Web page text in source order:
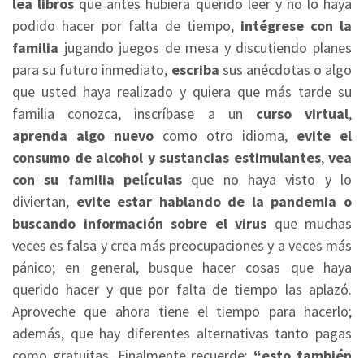
lea libros que antes hubiera querido leer y no lo haya
podido hacer por falta de tiempo, intégrese con la
familia jugando juegos de mesa y discutiendo planes
para su futuro inmediato, escriba sus anécdotas o algo
que usted haya realizado y quiera que más tarde su
familia conozca, inscríbase a un curso virtual,
aprenda algo nuevo como otro idioma, evite el
consumo de alcohol y sustancias estimulantes, vea
con su familia películas que no haya visto y lo
diviertan, evite estar hablando de la pandemia o
buscando información sobre el virus que muchas
veces es falsa y crea más preocupaciones y a veces más
pánico; en general, busque hacer cosas que haya
querido hacer y que por falta de tiempo las aplazó.
Aproveche que ahora tiene el tiempo para hacerlo;
además, que hay diferentes alternativas tanto pagas